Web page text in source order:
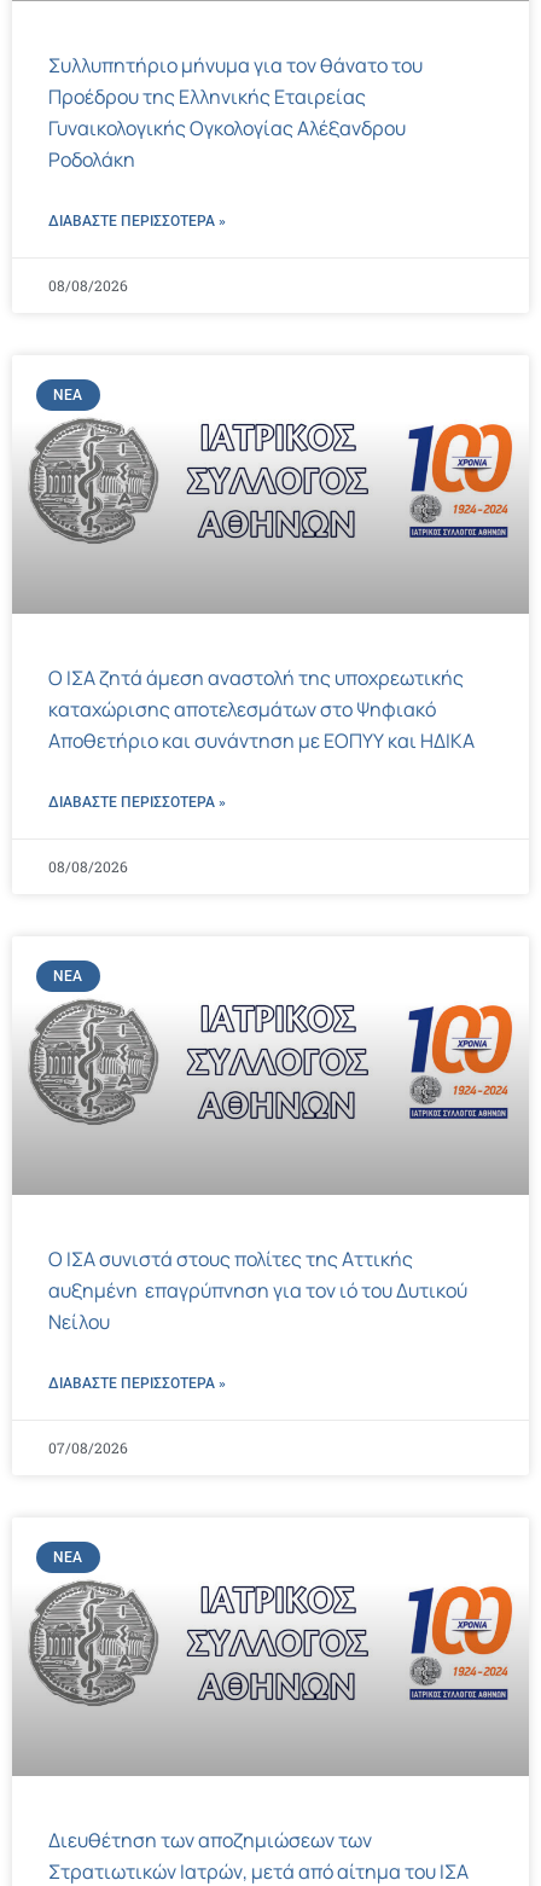
Συλλυπητήριο μήνυμα για τον θάνατο του
Προέδρου της Ελληνικής Εταιρείας
Γυναικολογικής Ογκολογίας Αλέξανδρου
Ροδολάκη
ΔΙΑΒΑΣΤΕ ΠΕΡΙΣΣΌΤΕΡΑ »
08/08/2026
ΝΈΑ
Ο ΙΣΑ ζητά άμεση αναστολή της υποχρεωτικής
καταχώρισης αποτελεσμάτων στο Ψηφιακό
Αποθετήριο και συνάντηση με ΕΟΠΥΥ και ΗΔΙΚΑ
ΔΙΑΒΑΣΤΕ ΠΕΡΙΣΣΌΤΕΡΑ »
08/08/2026
ΝΈΑ
Ο ΙΣΑ συνιστά στους πολίτες της Αττικής
αυξημένη επαγρύπνηση για τον ιό του Δυτικού
Νείλου
ΔΙΑΒΑΣΤΕ ΠΕΡΙΣΣΌΤΕΡΑ »
07/08/2026
ΝΈΑ
Διευθέτηση των αποζημιώσεων των
Στρατιωτικών Ιατρών, μετά από αίτημα του ΙΣΑ